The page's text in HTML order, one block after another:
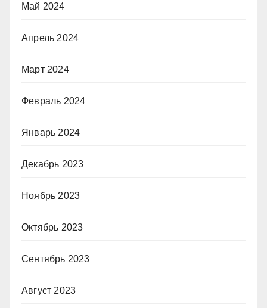
Май 2024
Апрель 2024
Март 2024
Февраль 2024
Январь 2024
Декабрь 2023
Ноябрь 2023
Октябрь 2023
Сентябрь 2023
Август 2023